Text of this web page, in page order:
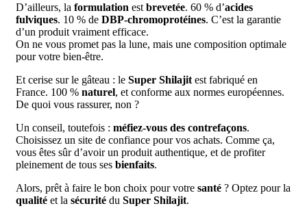
D’ailleurs, la formulation est brevetée. 60 % d’acides
fulviques. 10 % de DBP-chromoprotéines. C’est la garantie
d’un produit vraiment efficace.
On ne vous promet pas la lune, mais une composition optimale
pour votre bien-être.
Et cerise sur le gâteau : le Super Shilajit est fabriqué en
France. 100 % naturel, et conforme aux normes européennes.
De quoi vous rassurer, non ?
Un conseil, toutefois : méfiez-vous des contrefaçons.
Choisissez un site de confiance pour vos achats. Comme ça,
vous êtes sûr d’avoir un produit authentique, et de profiter
pleinement de tous ses bienfaits.
Alors, prêt à faire le bon choix pour votre santé ? Optez pour la
qualité et la sécurité du Super Shilajit.